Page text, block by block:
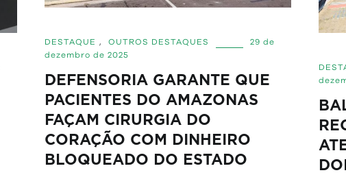
DESTAQUE , OUTROS DESTAQUES
29 de
dezembro de 2025
DEFENSORIA GARANTE QUE
PACIENTES DO AMAZONAS
FAÇAM CIRURGIA DO
CORAÇÃO COM DINHEIRO
BLOQUEADO DO ESTADO